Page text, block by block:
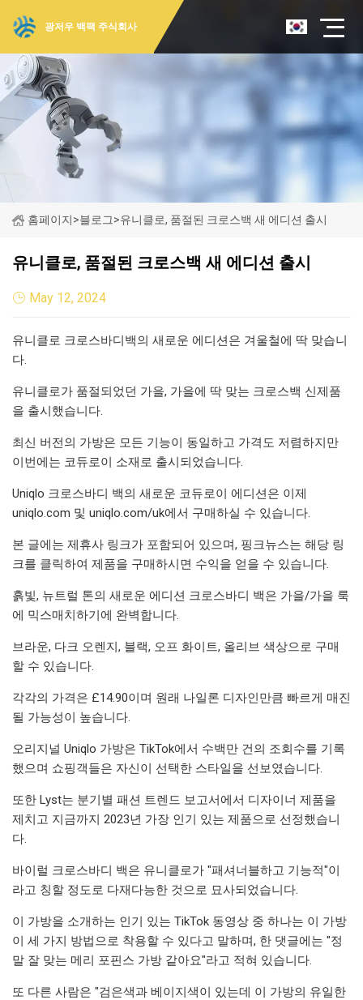
광저우 백팩 주식회사
홈페이지>블로그>유니클로, 품절된 크로스백 새 에디션 출시
유니클로, 품절된 크로스백 새 에디션 출시
May 12, 2024
유니클로 크로스바디백의 새로운 에디션은 겨울철에 딱 맞습니
다.
유니클로가 품절되었던 가을, 가을에 딱 맞는 크로스백 신제품
을 출시했습니다.
최신 버전의 가방은 모든 기능이 동일하고 가격도 저렴하지만
이번에는 코듀로이 소재로 출시되었습니다.
Uniqlo 크로스바디 백의 새로운 코듀로이 에디션은 이제
uniqlo.com 및 uniqlo.com/uk에서 구매하실 수 있습니다.
본 글에는 제휴사 링크가 포함되어 있으며, 핑크뉴스는 해당 링
크를 클릭하여 제품을 구매하시면 수익을 얻을 수 있습니다.
흙빛, 뉴트럴 톤의 새로운 에디션 크로스바디 백은 가을/가을 룩
에 믹스매치하기에 완벽합니다.
브라운, 다크 오렌지, 블랙, 오프 화이트, 올리브 색상으로 구매
할 수 있습니다.
각각의 가격은 £14.90이며 원래 나일론 디자인만큼 빠르게 매진
될 가능성이 높습니다.
오리지널 Uniqlo 가방은 TikTok에서 수백만 건의 조회수를 기록
했으며 쇼핑객들은 자신이 선택한 스타일을 선보였습니다.
또한 Lyst는 분기별 패션 트렌드 보고서에서 디자이너 제품을
제치고 지금까지 2023년 가장 인기 있는 제품으로 선정했습니
다.
바이럴 크로스바디 백은 유니클로가 "패셔너블하고 기능적"이
라고 칭할 정도로 다재다능한 것으로 묘사되었습니다.
이 가방을 소개하는 인기 있는 TikTok 동영상 중 하나는 이 가방
이 세 가지 방법으로 착용할 수 있다고 말하며, 한 댓글에는 "정
말 잘 맞는 메리 포핀스 가방 같아요"라고 적혀 있습니다.
또 다른 사람은 "검은색과 베이지색이 있는데 이 가방의 유일한